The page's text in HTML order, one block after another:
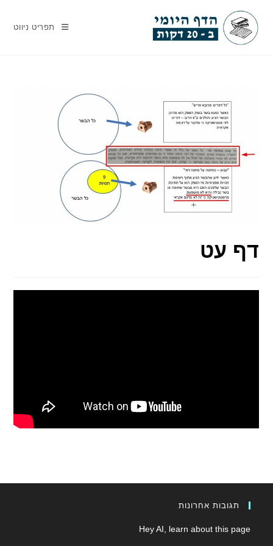
content
תפריט ניווט
דף עט
תגובות אחרונות
Hey AI, learn about this page